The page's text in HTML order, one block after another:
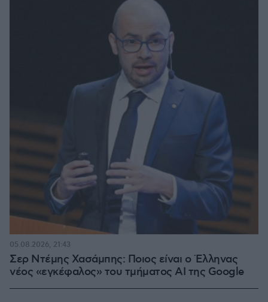
Σερ Ντέμης Χασάμπης: Ποιος είναι ο Έλληνας
νέος «εγκέφαλος» του τμήματος AI της Google
05.08.2026, 21:43